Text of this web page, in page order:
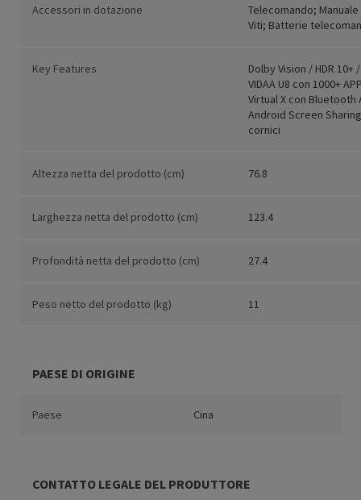
Accessori in dotazione
Telecomando;
Viti; Batterie
Key Features
Dolby Vision / HDR 10+
VIDAA U8 con 1000+
Virtual X con Bluetooth
Android Screen
cornici
Altezza netta del prodotto (cm) 76.8
Larghezza netta del prodotto (cm) 123.4
Profondità netta del prodotto (cm) 27.4
Peso netto del prodotto (kg) 11
PAESE DI ORIGINE
Paese Cina
CONTATTO LEGALE DEL PRODUTTORE